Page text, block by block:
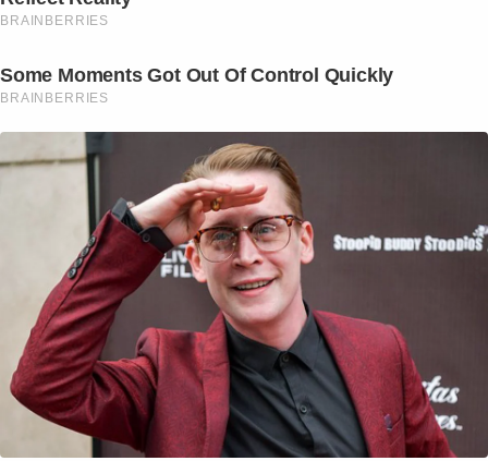
BRAINBERRIES
Some Moments Got Out Of Control Quickly
BRAINBERRIES